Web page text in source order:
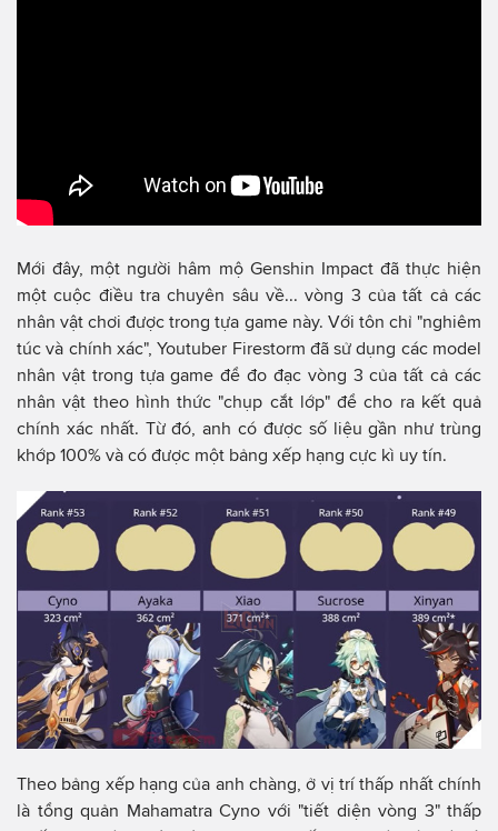
Mới đây, một người hâm mộ Genshin Impact đã thực hiện
một cuộc điều tra chuyên sâu về... vòng 3 của tất cả các
nhân vật chơi được trong tựa game này. Với tôn chỉ "nghiêm
túc và chính xác", Youtuber Firestorm đã sử dụng các model
nhân vật trong tựa game để đo đạc vòng 3 của tất cả các
nhân vật theo hình thức "chụp cắt lớp" để cho ra kết quả
chính xác nhất. Từ đó, anh có được số liệu gần như trùng
khớp 100% và có được một bảng xếp hạng cực kì uy tín.
Theo bảng xếp hạng của anh chàng, ở vị trí thấp nhất chính
là tổng quản Mahamatra Cyno với "tiết diện vòng 3" thấp